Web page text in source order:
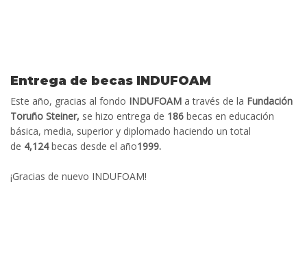
Entrega de becas INDUFOAM
Este año, gracias al fondo INDUFOAM a través de la Fundación
Toruño Steiner, se hizo entrega de 186 becas en educación
básica, media, superior y diplomado haciendo un total
de 4,124becas desde el año1999.
¡Gracias de nuevo INDUFOAM!